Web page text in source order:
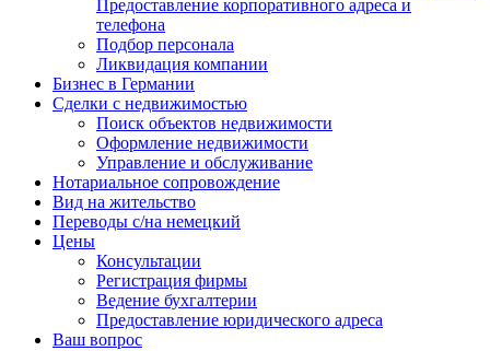
Предоставление корпоративного адреса и
телефона
Подбор персонала
Ликвидация компании
Бизнес в Германии
Сделки с недвижимостью
Поиск объектов недвижимости
Оформление недвижимости
Управление и обслуживание
Нотариальное сопровождение
Вид на жительство
Переводы с/на немецкий
Цены
Консультации
Регистрация фирмы
Ведение бухгалтерии
Предоставление юридического адреса
Ваш вопрос